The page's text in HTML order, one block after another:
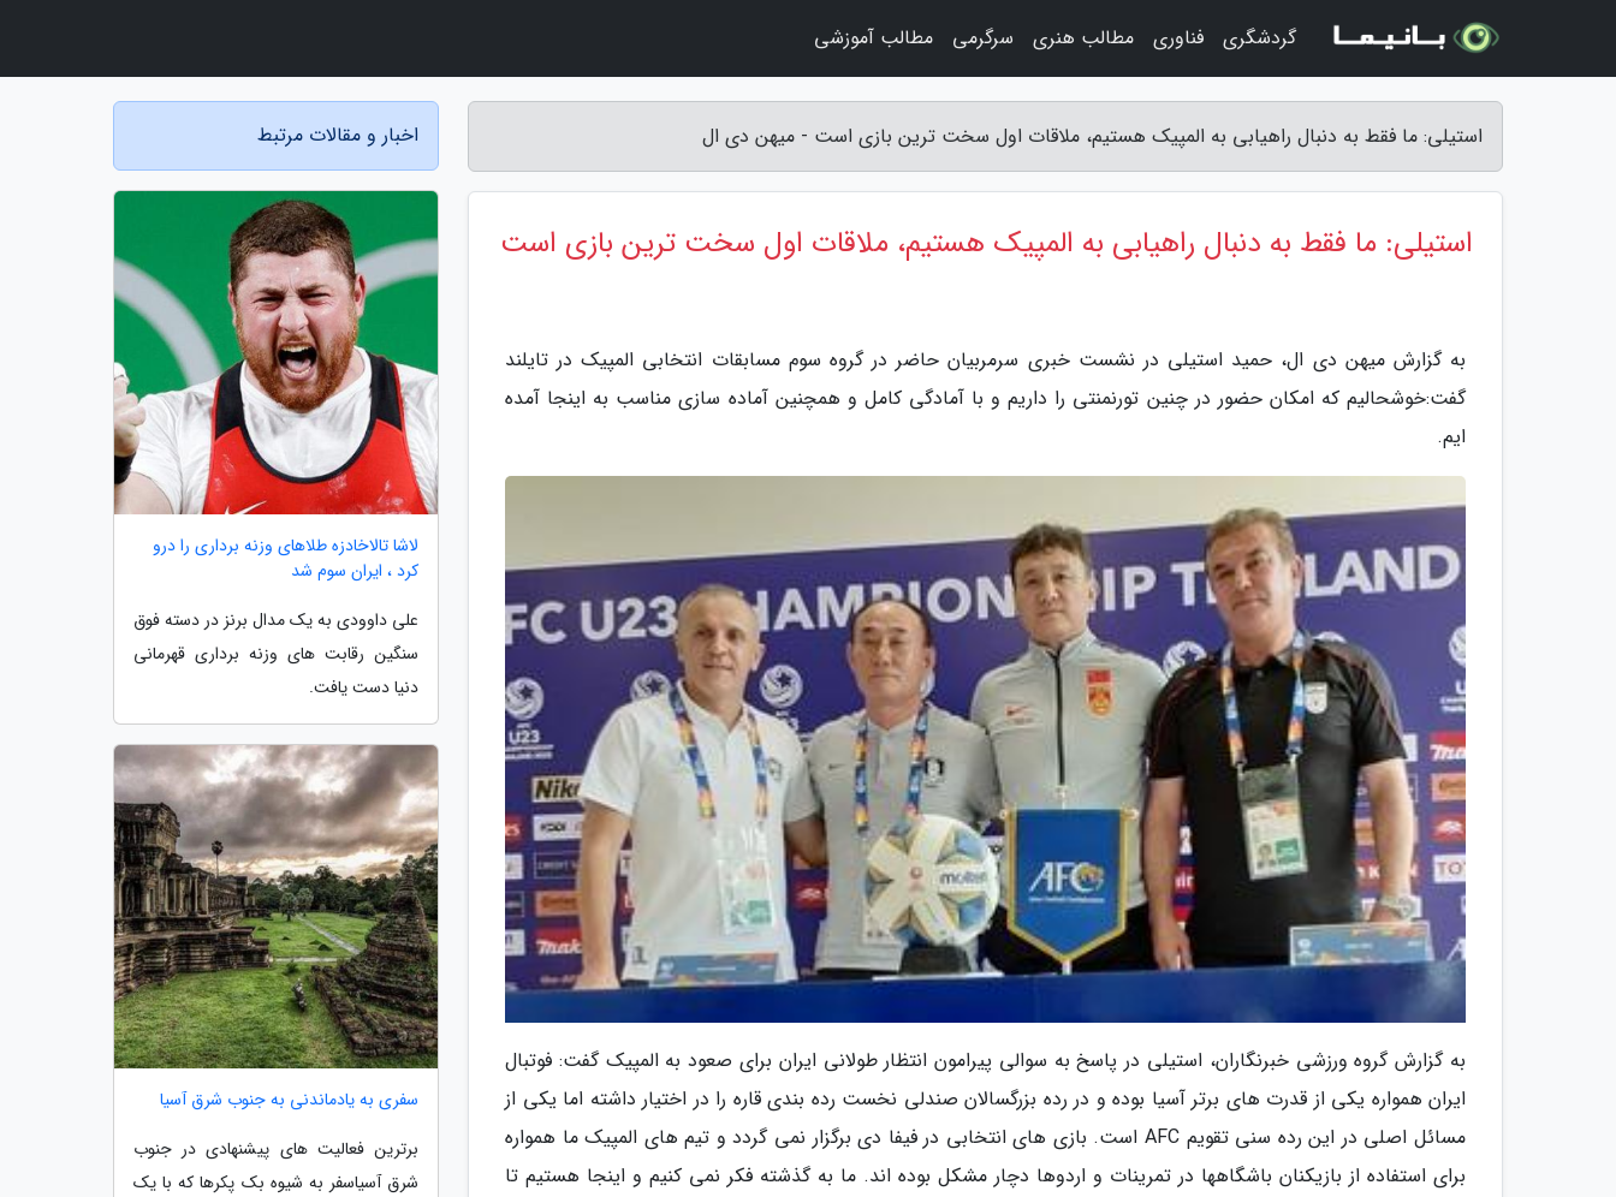
استیلی: ما فقط به دنبال راهیابی به المپیک هستیم، ملاقات اول سخت ترین بازی است - میهن دی ال
استیلی: ما فقط به دنبال راهیابی به المپیک هستیم، ملاقات اول سخت ترین بازی است
به گزارش میهن دی ال، حمید استیلی در نشست خبری سرمربیان حاضر در گروه سوم مسابقات انتخابی المپیک در تایلند
گفت:خوشحالیم که امکان حضور در چنین تورنمنتی را داریم و با آمادگی کامل و همچنین آماده سازی مناسب به اینجا آمده
ایم.
به گزارش گروه ورزشی خبرنگاران، استیلی در پاسخ به سوالی پیرامون انتظار طولانی ایران برای صعود به المپیک گفت: فوتبال
ایران همواره یکی از قدرت های برتر آسیا بوده و در رده بزرگسالان صندلی نخست رده بندی قاره را در اختیار داشته اما یکی از
مسائل اصلی در این رده سنی تقویم AFC است. بازی های انتخابی در فیفا دی برگزار نمی گردد و تیم های المپیک ما همواره
برای استفاده از بازیکنان باشگاهها در تمرینات و اردوها دچار مشکل بوده اند. ما به گذشته فکر نمی کنیم و اینجا هستیم تا
اخبار و مقالات مرتبط
لاشا تالاخادزه طلاهای وزنه برداری را درو
کرد ، ایران سوم شد
علی داوودی به یک مدال برنز در دسته فوق
سنگین رقابت های وزنه برداری قهرمانی
دنیا دست یافت.
سفری به یادماندنی به جنوب شرق آسیا
برترین فعالیت های پیشنهادی در جنوب
شرق آسیاسفر به شیوه بک پکرها که با یک
گردشگری فناوری مطالب هنری سرگرمی مطالب آموزشی